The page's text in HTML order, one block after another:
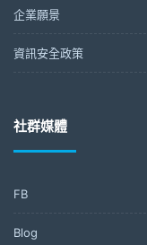
企業願景
資訊安全政策
社群媒體
FB
Blog